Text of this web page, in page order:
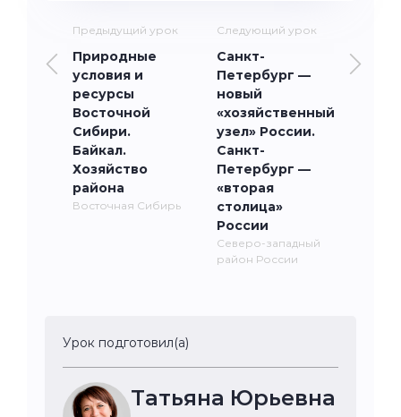
Предыдущий урок
Природные
условия и
ресурсы
Восточной
Сибири.
Байкал.
Хозяйство
района
Восточная Сибирь
Следующий урок
Санкт-
Петербург —
новый
«хозяйственный
узел» России.
Санкт-
Петербург —
«вторая
столица»
России
Северо-западный
район России
Урок подготовил(а)
Татьяна Юрьевна